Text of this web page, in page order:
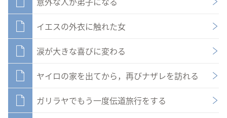
イエスの外衣に触れた女
涙が大きな喜びに変わる
ヤイロの家を出てから，再びナザレを訪れる
ガリラヤでもう一度伝道旅行をする